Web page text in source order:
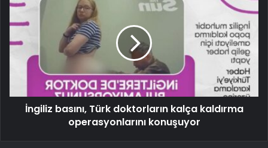
İngiliz basını, Türk doktorların kalça kaldırma
operasyonlarını konuşuyor